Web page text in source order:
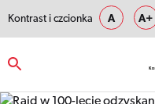
Kontrast i czcionka A A+